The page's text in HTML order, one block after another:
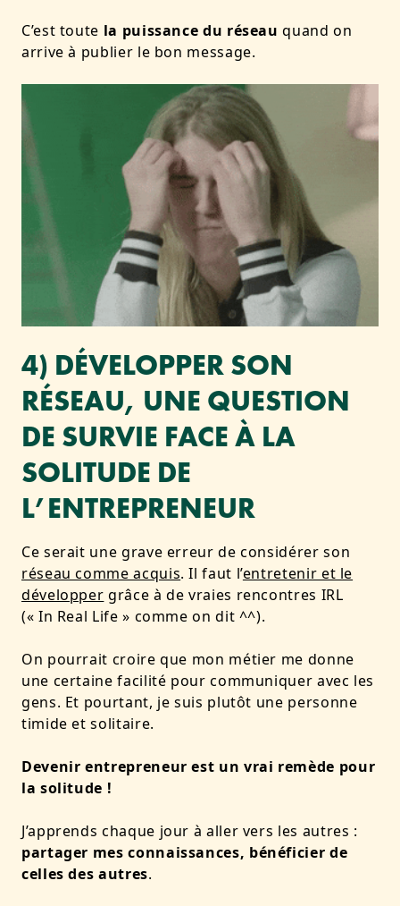
C’est toute la puissance du réseau quand on
arrive à publier le bon message.
4) DÉVELOPPER SON
RÉSEAU, UNE QUESTION
DE SURVIE FACE À LA
SOLITUDE DE
L’ENTREPRENEUR
Ce serait une grave erreur de considérer son
réseau comme acquis. Il faut l’entretenir et le
développer grâce à de vraies rencontres IRL
(« In Real Life » comme on dit ^^).
On pourrait croire que mon métier me donne
une certaine facilité pour communiquer avec les
gens. Et pourtant, je suis plutôt une personne
timide et solitaire.
Devenir entrepreneur est un vrai remède pour
la solitude !
J’apprends chaque jour à aller vers les autres :
partager mes connaissances, bénéficier de
celles des autres.